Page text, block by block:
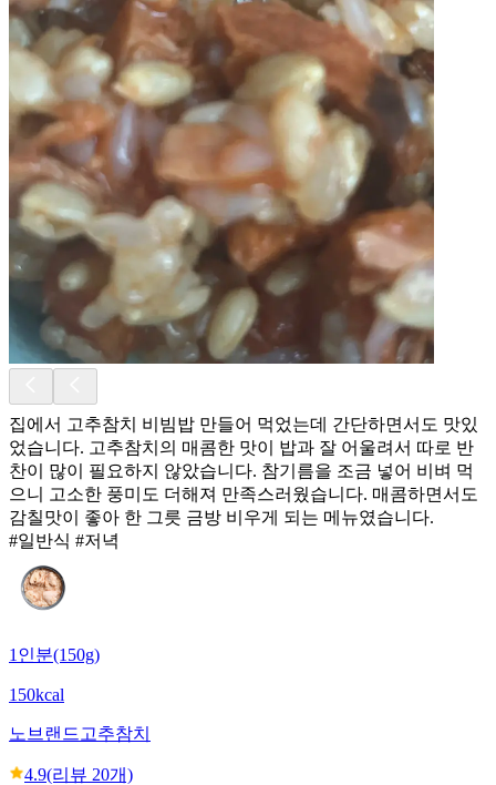
집에서 고추참치 비빔밥 만들어 먹었는데 간단하면서도 맛있
었습니다. 고추참치의 매콤한 맛이 밥과 잘 어울려서 따로 반
찬이 많이 필요하지 않았습니다. 참기름을 조금 넣어 비벼 먹
으니 고소한 풍미도 더해져 만족스러웠습니다. 매콤하면서도
감칠맛이 좋아 한 그릇 금방 비우게 되는 메뉴였습니다.
#일반식 #저녁
1인분(150g)
150kcal
노브랜드 고추참치
4.9(리뷰 20개)